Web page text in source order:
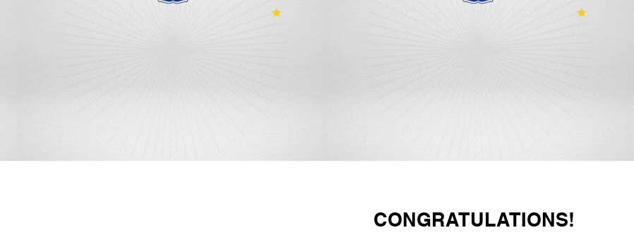
CONGRATULATIONS!